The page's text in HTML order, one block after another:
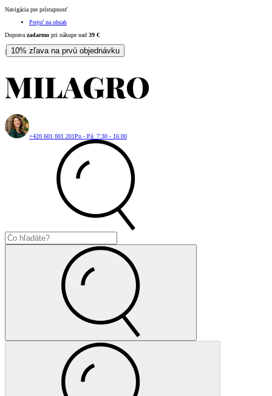
Navigácia pre prístupnosť
Prejsť na obsah
Doprava zadarmo pri nákupe nad 39 €
| 10% zľava na prvú objednávku
+420 601 001 201Po - Pá: 7:30 - 16:00